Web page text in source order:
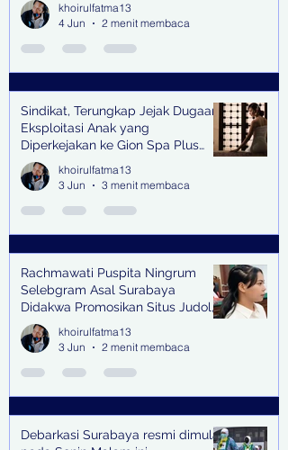
khoirulfatma13
4 Jun
2 menit membaca
Sindikat, Terungkap Jejak Dugaan
Eksploitasi Anak yang
Diperkejakan ke Gion Spa Plus
and Pub Surabaya,
khoirulfatma13
3 Jun
3 menit membaca
Rachmawati Puspita Ningrum
Selebgram Asal Surabaya
Didakwa Promosikan Situs Judol,
Raup Rp2 Juta dari Tiga Kali
Endorse
khoirulfatma13
3 Jun
2 menit membaca
Debarkasi Surabaya resmi dimulai